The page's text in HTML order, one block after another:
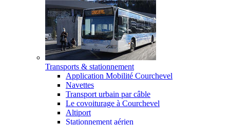
Transports & stationnement
Application Mobilité Courchevel
Navettes
Transport urbain par câble
Le covoiturage à Courchevel
Altiport
Stationnement aérien